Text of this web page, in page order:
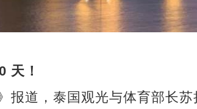
天！
报道，泰国观光与体育部长